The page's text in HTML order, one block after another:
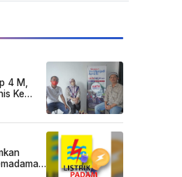
4 M,
Ke